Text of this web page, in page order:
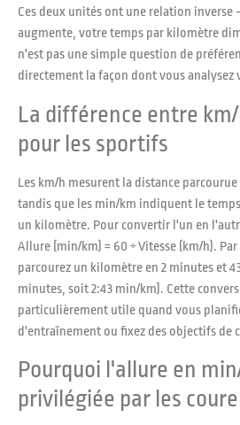
Ces deux unités ont une relation inverse
augmente, votre temps par kilomètre
n'est pas une simple question de
directement la façon dont vous analysez
La différence entre
pour les sportifs
Les km/h mesurent la distance
tandis que les min/km indiquent le
un kilomètre. Pour convertir l'un en
Allure (min/km) = 60 ÷ Vitesse (km/h).
parcourez un kilomètre en 2 minutes et 43
minutes, soit 2:43 min/km). Cette
particulièrement utile quand vous
d'entraînement ou fixez des objectifs de
Pourquoi l'allure en
privilégiée par les